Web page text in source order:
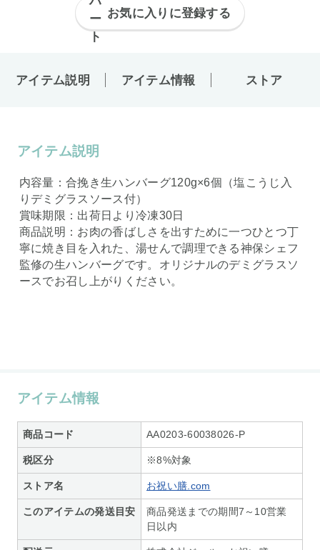
お気に入りに登録する
アイテム説明 アイテム情報 ストア
アイテム説明
内容量：合挽き生ハンバーグ120g×6個（塩こうじ入
りデミグラスソース付）
賞味期限：出荷日より冷凍30日
商品説明：お肉の香ばしさを出すために一つひとつ丁
寧に焼き目を入れた、湯せんで調理できる神保シェフ
監修の生ハンバーグです。オリジナルのデミグラスソ
ースでお召し上がりください。
アイテム情報
商品コード AA0203-60038026-P
税区分 ※8%対象
ストア名 お祝い膳.com
このアイテムの発送目安
商品発送までの期間7～10営業
日以内